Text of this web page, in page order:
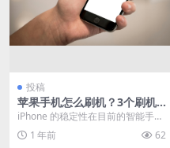
投稿
苹果手机怎么刷机？3个刷机
攻略分享
iPhone 的稳定性在目前的智能手机
当中首屈一指，但有时也会需要系
统升级、恢复...
1 年前 62